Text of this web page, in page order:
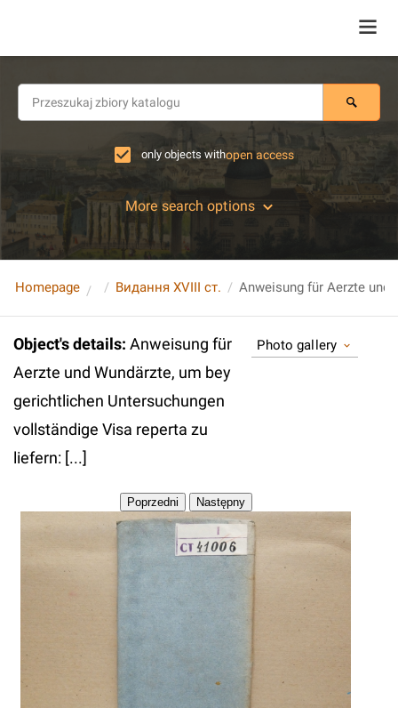
only objects withopen access
More search options
Homepage Видання XVIII ст.
Object's details: Anweisung für
Aerzte und Wundärzte, um bey
gerichtlichen Untersuchungen
vollständige Visa reperta zu
liefern: [...]
Photo gallery